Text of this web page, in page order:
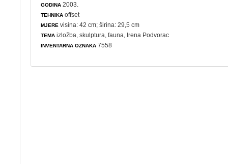
GODINA 2003.
TEHNIKA offset
MJERE visina: 42 cm; širina: 29,5 cm
TEMA izložba ,skulptura ,fauna , Irena Podvorac
INVENTARNA OZNAKA 7558